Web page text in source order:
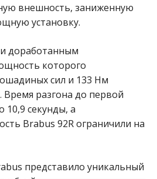
внешность, заниженную
установку.
доработанным
которого
сил и 133 Нм
разгона до первой
10,9 секунды, а
Brabus 92R ограничили на